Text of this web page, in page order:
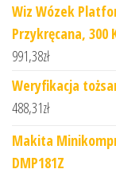
Wiz Wózek
Przykręcana, 300
991,38zł
Weryfikacja
488,31zł
Makita
DMP181Z